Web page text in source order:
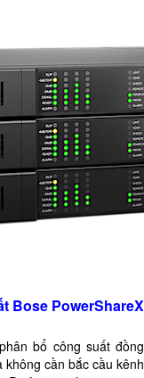
Bose PowerShareX
bổ công suất đồng
cần bắc cầu kênh